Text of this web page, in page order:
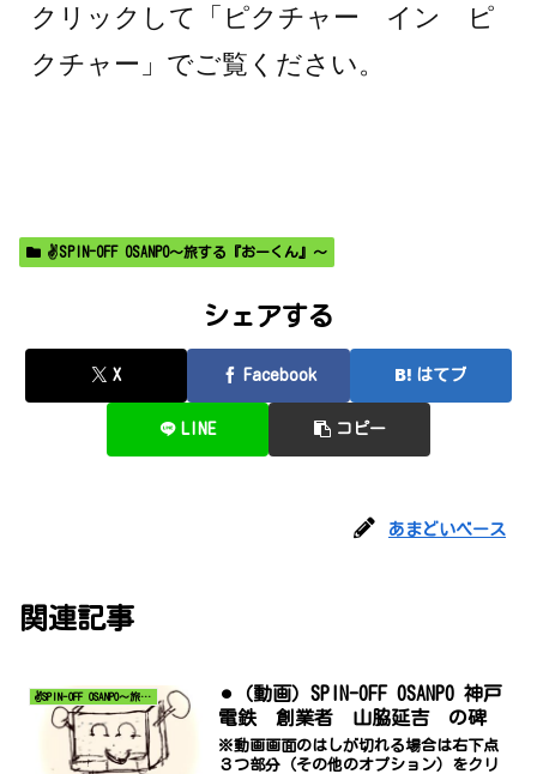
クリックして「ピクチャー イン ピ
クチャー」でご覧ください。
✌SPIN-OFF OSANPO～旅する『おーくん』～
シェアする
X Facebook はてブ
LINE コピー
あまどいベース
関連記事
✌SPIN-OFF OSANPO～旅する『おーくん』～
⚫︎（動画）SPIN-OFF OSANPO 神戸
電鉄 創業者 山脇延吉 の碑
※動画画面のはしが切れる場合は右下点
３つ部分（その他のオプション）をクリ